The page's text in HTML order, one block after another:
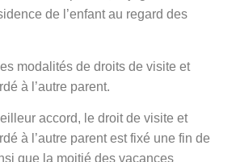
de l’enfant au regard des
modalités de droits de visite et
à l’autre parent.
accord, le droit de visite et
à l’autre parent est fixé une fin de
que la moitié des vacances